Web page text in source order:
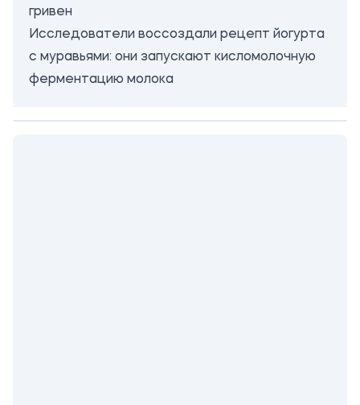
гривен
Исследователи воссоздали рецепт йогурта
с муравьями: они запускают кисломолочную
ферментацию молока